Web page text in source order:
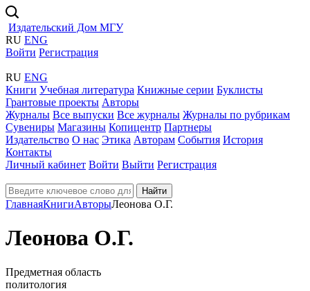
Издательский Дом МГУ
RU ENG
Войти Регистрация
RU ENG
Книги Учебная литература Книжные серии Буклисты
Грантовые проекты Авторы
Журналы Все выпуски Все журналы Журналы по рубрикам
Сувениры Магазины Копицентр Партнеры
Издательство О нас Этика Авторам События История
Контакты
Личный кабинет Войти Выйти Регистрация
Найти
ГлавнаяКнигиАвторыЛеонова О.Г.
Леонова О.Г.
Предметная область
политология